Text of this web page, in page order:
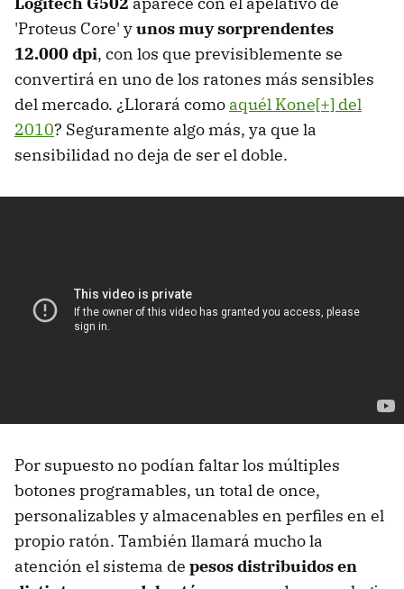
'Proteus Core' yunos muy sorprendentes
12.000 dpi, con los que previsiblemente se
convertirá en uno de los ratones más sensibles
del mercado. ¿Llorará como aquél Kone[+] del
2010? Seguramente algo más, ya que la
sensibilidad no deja de ser el doble.
Por supuesto no podían faltar los múltiples
botones programables, un total de once,
personalizables y almacenables en perfiles en el
propio ratón. También llamará mucho la
atención el sistema de pesos distribuidos en